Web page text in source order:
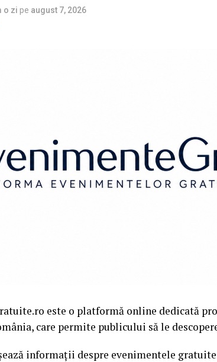
o zi pe august 7, 2026
este o platformă online dedicată
care permite publicului să le
informații despre evenimentele